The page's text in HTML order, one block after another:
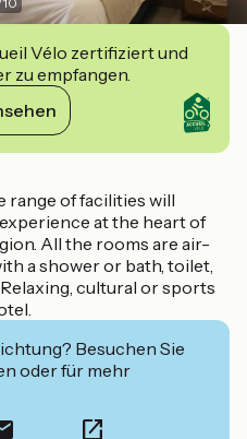
Vélo zertifiziert und
zu empfangen.
range of facilities will
at the heart of
All the rooms are air-
a shower or bath, toilet,
Relaxing, cultural or sports
Besuchen Sie
oder für mehr